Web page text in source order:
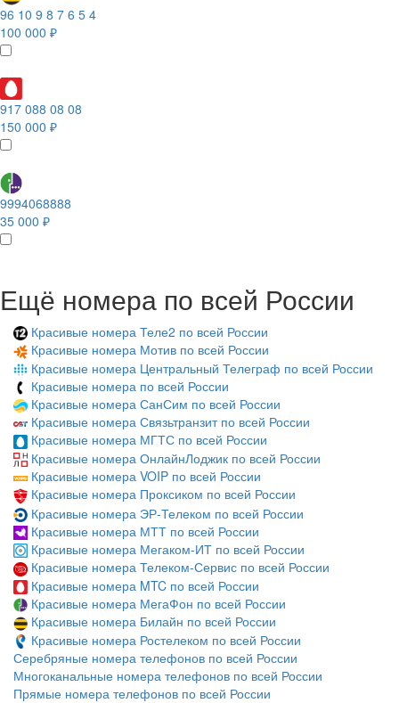
96 10 9 8 7 6 5 4
100 000 ₽
917 088 08 08
150 000 ₽
9994068888
35 000 ₽
Ещё номера по всей России
Красивые номера Теле2 по всей России
Красивые номера Мотив по всей России
Красивые номера Центральный Телеграф по всей России
Красивые номера по всей России
Красивые номера СанСим по всей России
Красивые номера Связьтранзит по всей России
Красивые номера МГТС по всей России
Красивые номера ОнлайнЛоджик по всей России
Красивые номера VOIP по всей России
Красивые номера Проксиком по всей России
Красивые номера ЭР-Телеком по всей России
Красивые номера МТТ по всей России
Красивые номера Мегаком-ИТ по всей России
Красивые номера Телеком-Сервис по всей России
Красивые номера MTC по всей России
Красивые номера МегаФон по всей России
Красивые номера Билайн по всей России
Красивые номера Ростелеком по всей России
Серебряные номера телефонов по всей России
Многоканальные номера телефонов по всей России
Прямые номера телефонов по всей России